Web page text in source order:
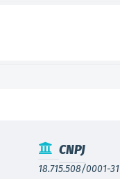
CNPJ
18.715.508/0001-31